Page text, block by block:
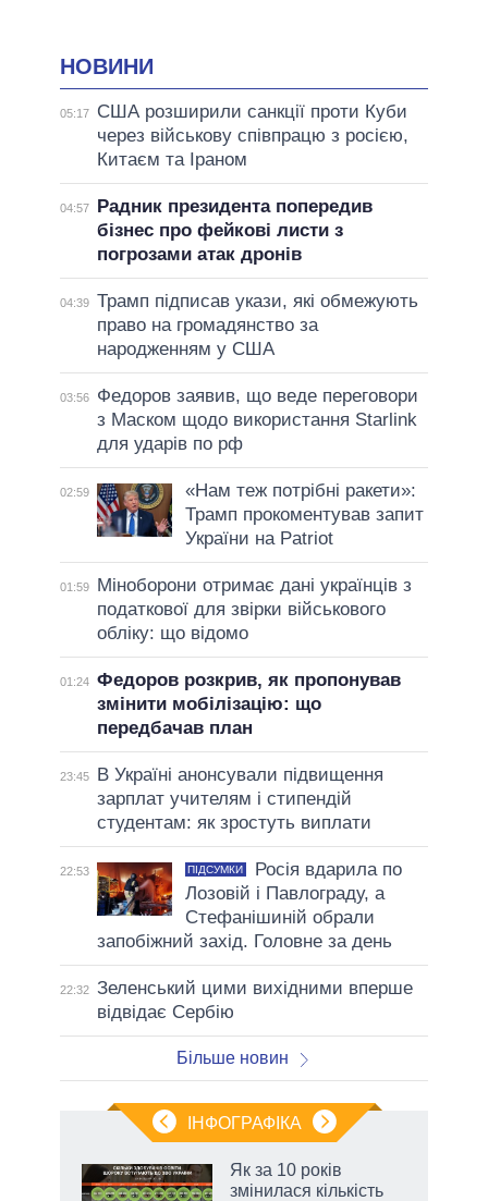
НОВИНИ
05:17
США розширили санкції проти Куби
через військову співпрацю з росією,
Китаєм та Іраном
04:57
Радник президента попередив
бізнес про фейкові листи з
погрозами атак дронів
04:39 Трамп підписав укази, які обмежують
право на громадянство за
народженням у США
03:56
Федоров заявив, що веде переговори
з Маском щодо використання Starlink
для ударів по рф
02:59
«Нам теж потрібні ракети»:
Трамп прокоментував запит
України на Patriot
01:59
Міноборони отримає дані українців з
податкової для звірки військового
обліку: що відомо
01:24 Федоров розкрив, як пропонував
змінити мобілізацію: що
передбачав план
23:45
В Україні анонсували підвищення
зарплат учителям і стипендій
студентам: як зростуть виплати
22:53 ПІДСУМКИ
Росія вдарила по
Лозовій і Павлограду, а
Стефанішиній обрали
запобіжний захід. Головне за день
22:32 Зеленський цими вихідними вперше
відвідає Сербію
Більше новин
ІНФОГРАФІКА
Як за 10 років
змінилася кількість